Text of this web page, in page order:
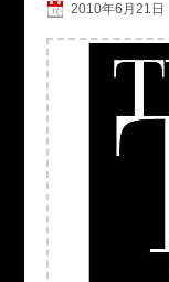
2010年6月21日